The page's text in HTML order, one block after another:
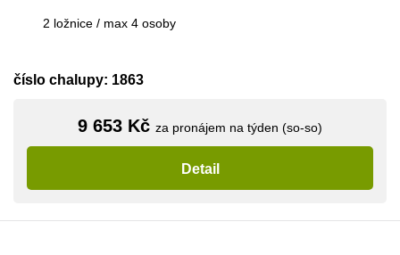
2 ložnice / max 4 osoby
číslo chalupy: 1863
9 653 Kč za pronájem na týden (so-so)
Detail